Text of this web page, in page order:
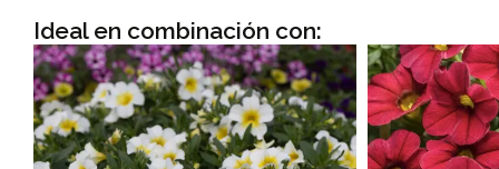
Ideal en combinación con: